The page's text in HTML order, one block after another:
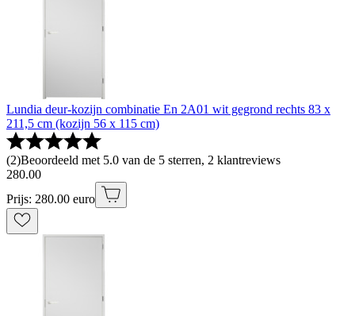
Lundia deur-kozijn combinatie En 2A01 wit gegrond rechts 83 x
211,5 cm (kozijn 56 x 115 cm)
(2)Beoordeeld met 5.0 van de 5 sterren, 2 klantreviews
280.00
Prijs: 280.00 euro